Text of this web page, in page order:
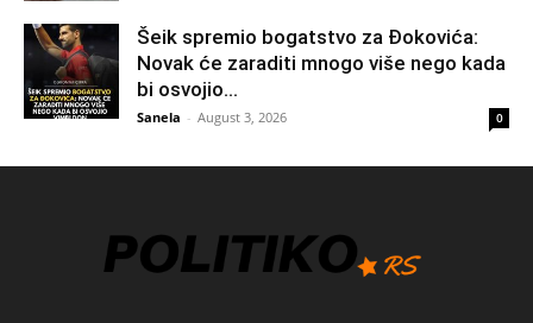
Šeik spremio bogatstvo za Đokovića:
Novak će zaraditi mnogo više nego kada
bi osvojio...
Sanela - August 3, 2026 0